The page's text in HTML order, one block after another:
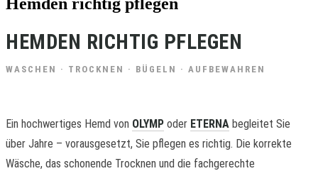
HEMDEN RICHTIG PFLEGEN
WASCHEN · TROCKNEN · BÜGELN · AUFBEWAHREN
Ein hochwertiges Hemd von OLYMP oder ETERNA begleitet Sie
über Jahre – vorausgesetzt, Sie pflegen es richtig. Die korrekte
Wäsche, das schonende Trocknen und die fachgerechte